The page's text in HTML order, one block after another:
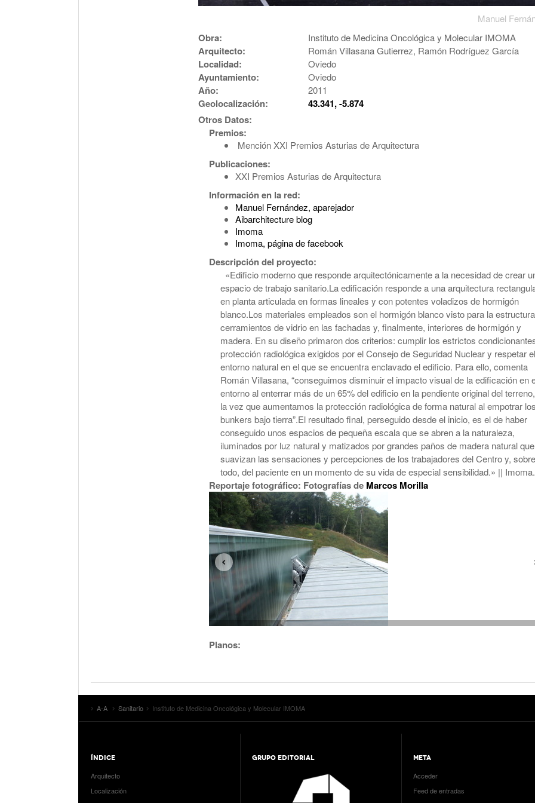
Manuel
Obra: Instituto de Medicina Oncológica y Molecular IMOMA
Arquitecto: Román Villasana Gutierrez, Ramón Rodríguez García
Localidad: Oviedo
Ayuntamiento: Oviedo
Año: 2011
Geolocalización:
43.341, -5.874
Otros Datos:
Premios:
Mención XXI Premios Asturias de Arquitectura
Publicaciones:
XXI Premios Asturias de Arquitectura
Información en la red:
Manuel Fernández, aparejador
Aibarchitecture blog
Imoma
Imoma, página de facebook
Descripción del proyecto:
«Edificio moderno que responde arquitectónicamente a la necesidad de crear
espacio de trabajo sanitario.La edificación responde a una arquitectura
en planta articulada en formas lineales y con potentes voladizos de hormigón
blanco.Los materiales empleados son el hormigón blanco visto para la
cerramientos de vidrio en las fachadas y, finalmente, interiores de hormigón y
madera. En su diseño primaron dos criterios: cumplir los estrictos
protección radiológica exigidos por el Consejo de Seguridad Nuclear y respetar el
entorno natural en el que se encuentra enclavado el edificio. Para ello, comenta
Román Villasana, “conseguimos disminuir el impacto visual de la edificación en
entorno al enterrar más de un 65% del edificio en la pendiente original del
la vez que aumentamos la protección radiológica de forma natural al empotrar
bunkers bajo tierra”.El resultado final, perseguido desde el inicio, es el de haber
conseguido unos espacios de pequeña escala que se abren a la naturaleza,
iluminados por luz natural y matizados por grandes paños de madera natural que
suavizan las sensaciones y percepciones de los trabajadores del Centro y, sobre
todo, del paciente en un momento de su vida de especial sensibilidad.» ||
Reportaje fotográfico: Fotografías de Marcos Morilla
Planos:
A-A Sanitario Instituto de Medicina Oncológica y Molecular IMOMA
ÍNDICE
Arquitecto
Localización
GRUPO EDITORIAL META
Acceder
Feed de entradas